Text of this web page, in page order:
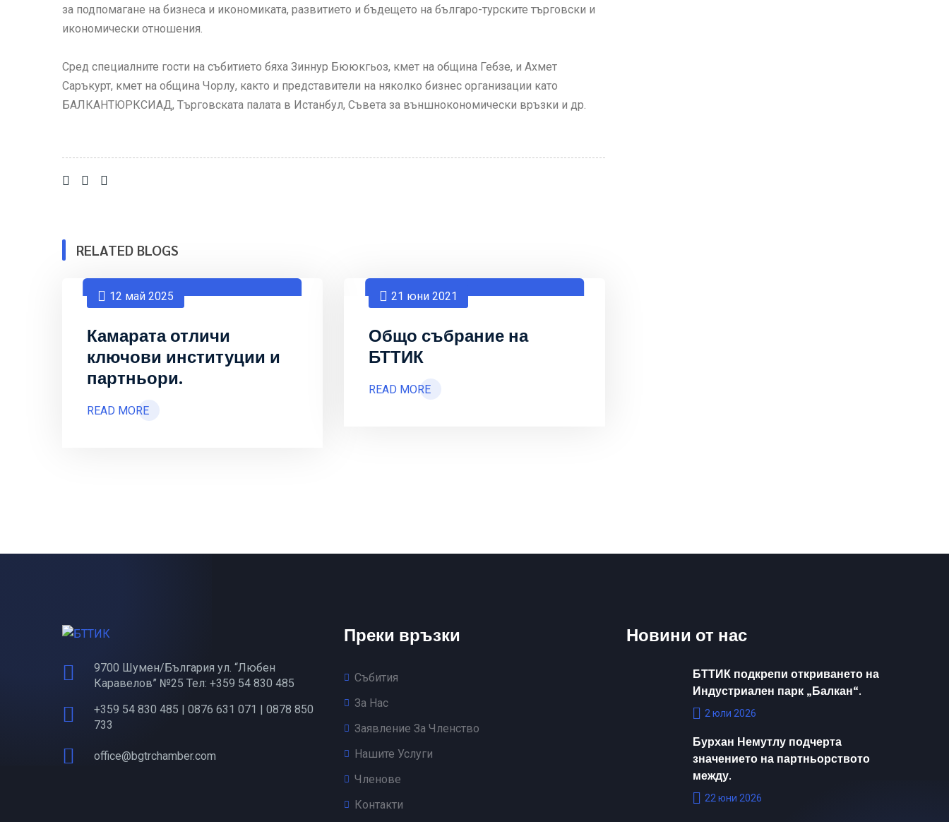
за подпомагане на бизнеса и икономиката, развитието и бъдещето на българо-турските търговски и
икономически отношения.
Сред специалните гости на събитието бяха Зиннур Бююкгьоз, кмет на община Гебзе, и Ахмет
Саръкурт, кмет на община Чорлу, както и представители на няколко бизнес организации като
БАЛКАНТЮРКСИАД, Търговската палата в Истанбул, Съвета за външнокономически връзки и др.
RELATED BLOGS
12 май 2025
Камарата отличи
ключови институции и
партньори.
READ MORE
21 юни 2021
Общо събрание на
БТТИК
READ MORE
9700 Шумен/България ул. “Любен
Каравелов” №25 Тел: +359 54 830 485
+359 54 830 485 | 0876 631 071 | 0878 850
733
office@bgtrchamber.com
Преки връзки
Събития
За Нас
Заявление За Членство
Нашите Услуги
Членове
Контакти
Новини от нас
БТТИК подкрепи откриването на
Индустриален парк „Балкан“.
2 юли 2026
Бурхан Немутлу подчерта
значението на партньорството
между.
22 юни 2026